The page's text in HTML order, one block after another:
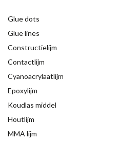
Glue dots
Glue lines
Constructielijm
Contactlijm
Cyanoacrylaatlijm
Epoxylijm
Koudlas middel
Houtlijm
MMA lijm